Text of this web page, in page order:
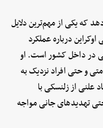
که یکی از مهم‌ترین دلایل
درباره عملکرد
در داخل کشور است. او
و حتی افراد نزدیک به
علنی از زلنسکی با
تهدیدهای جانی مواجه